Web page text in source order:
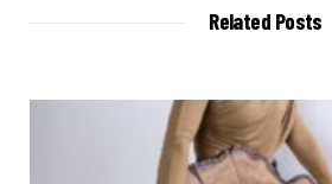
Related Posts